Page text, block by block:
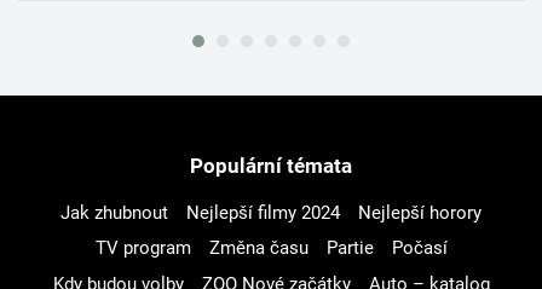
Populární témata
Jak zhubnout Nejlepší filmy 2024
Nejlepší horory
TV program
Změna času Partie
Počasí
Kdy budou volby
ZOO Nové začátky
Auto – katalog